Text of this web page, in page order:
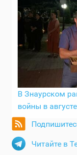
В Знаурском
войны в
Читайте в